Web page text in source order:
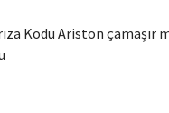
Kodu Ariston çamaşır